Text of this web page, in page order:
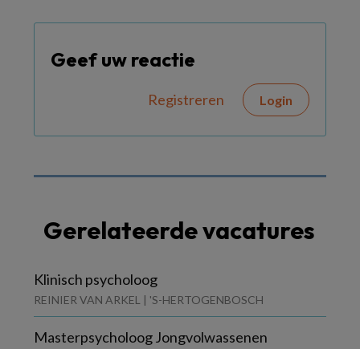
Geef uw reactie
Registreren Login
Gerelateerde vacatures
Klinisch psycholoog
REINIER VAN ARKEL | 'S-HERTOGENBOSCH
Masterpsycholoog Jongvolwassenen